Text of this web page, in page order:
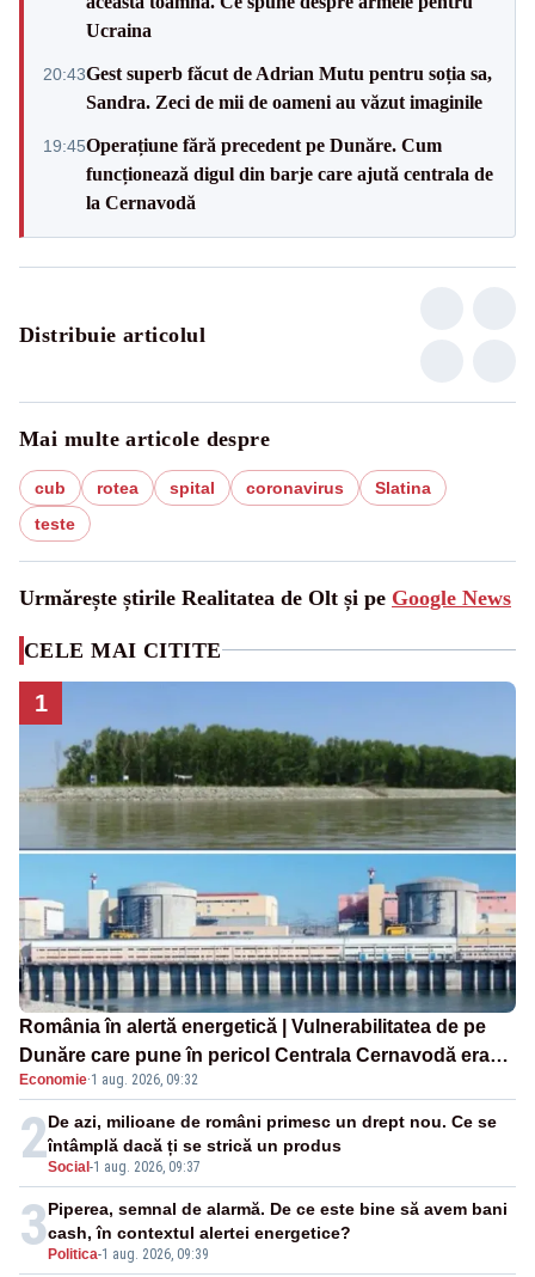
Ucraina
20:43Gest superb făcut de Adrian Mutu pentru soția sa,
Sandra. Zeci de mii de oameni au văzut imaginile
19:45Operațiune fără precedent pe Dunăre. Cum
funcționează digul din barje care ajută centrala de
la Cernavodă
Distribuie articolul
Mai multe articole despre
cub rotea spital coronavirus
Slatina
teste
Urmărește știrile Realitatea de Olt și pe Google News
CELE MAI CITITE
1
România în alertă energetică | Vulnerabilitatea de pe
Dunăre care pune în pericol Centrala Cernavodă era
cunoscută de pe vremea lui Ceaușescu
Economie·1 aug. 2026, 09:32
2Social -1 aug. 2026, 09:37
De azi, milioane de români primesc un drept nou. Ce se
întâmplă dacă ți se strică un produs
3 Politica-1 aug. 2026, 09:39
Piperea, semnal de alarmă. De ce este bine să avem bani
cash, în contextul alertei energetice?